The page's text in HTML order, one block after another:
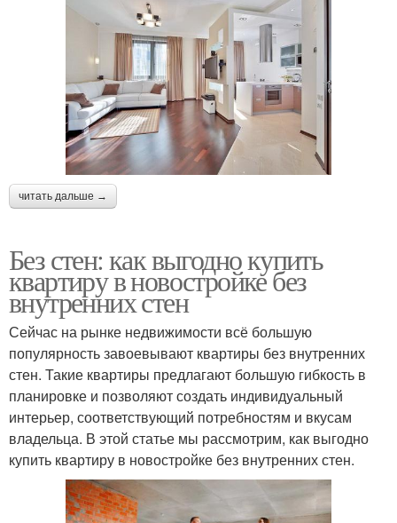
читать дальше →
Без стен: как выгодно купить
квартиру в новостройке без
внутренних стен
Сейчас на рынке недвижимости всё большую
популярность завоевывают квартиры без внутренних
стен. Такие квартиры предлагают большую гибкость в
планировке и позволяют создать индивидуальный
интерьер, соответствующий потребностям и вкусам
владельца. В этой статье мы рассмотрим, как выгодно
купить квартиру в новостройке без внутренних стен.